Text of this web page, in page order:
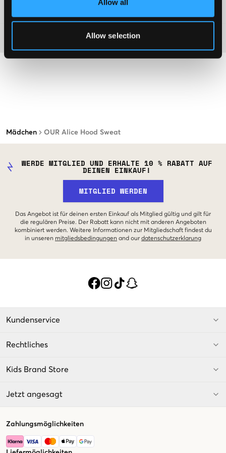
Allow all
Allow selection
Mädchen OUR Alice Hood Sweat
WERDE MITGLIED UND ERHALTE 10 % RABATT AUF
DEINEN EINKAUF!
MITGLIED WERDEN
Das Angebot ist für deinen ersten Einkauf als Mitglied gültig und gilt für
die regulären Preise. Der Rabatt kann nicht mit anderen Angeboten
kombiniert werden. Weitere Informationen zur Mitgliedschaft findest du
in unseren mitgliedsbedingungen and our datenschutzerklarung
Kundenservice
Rechtliches
Kids Brand Store
Jetzt angesagt
Zahlungsmöglichkeiten